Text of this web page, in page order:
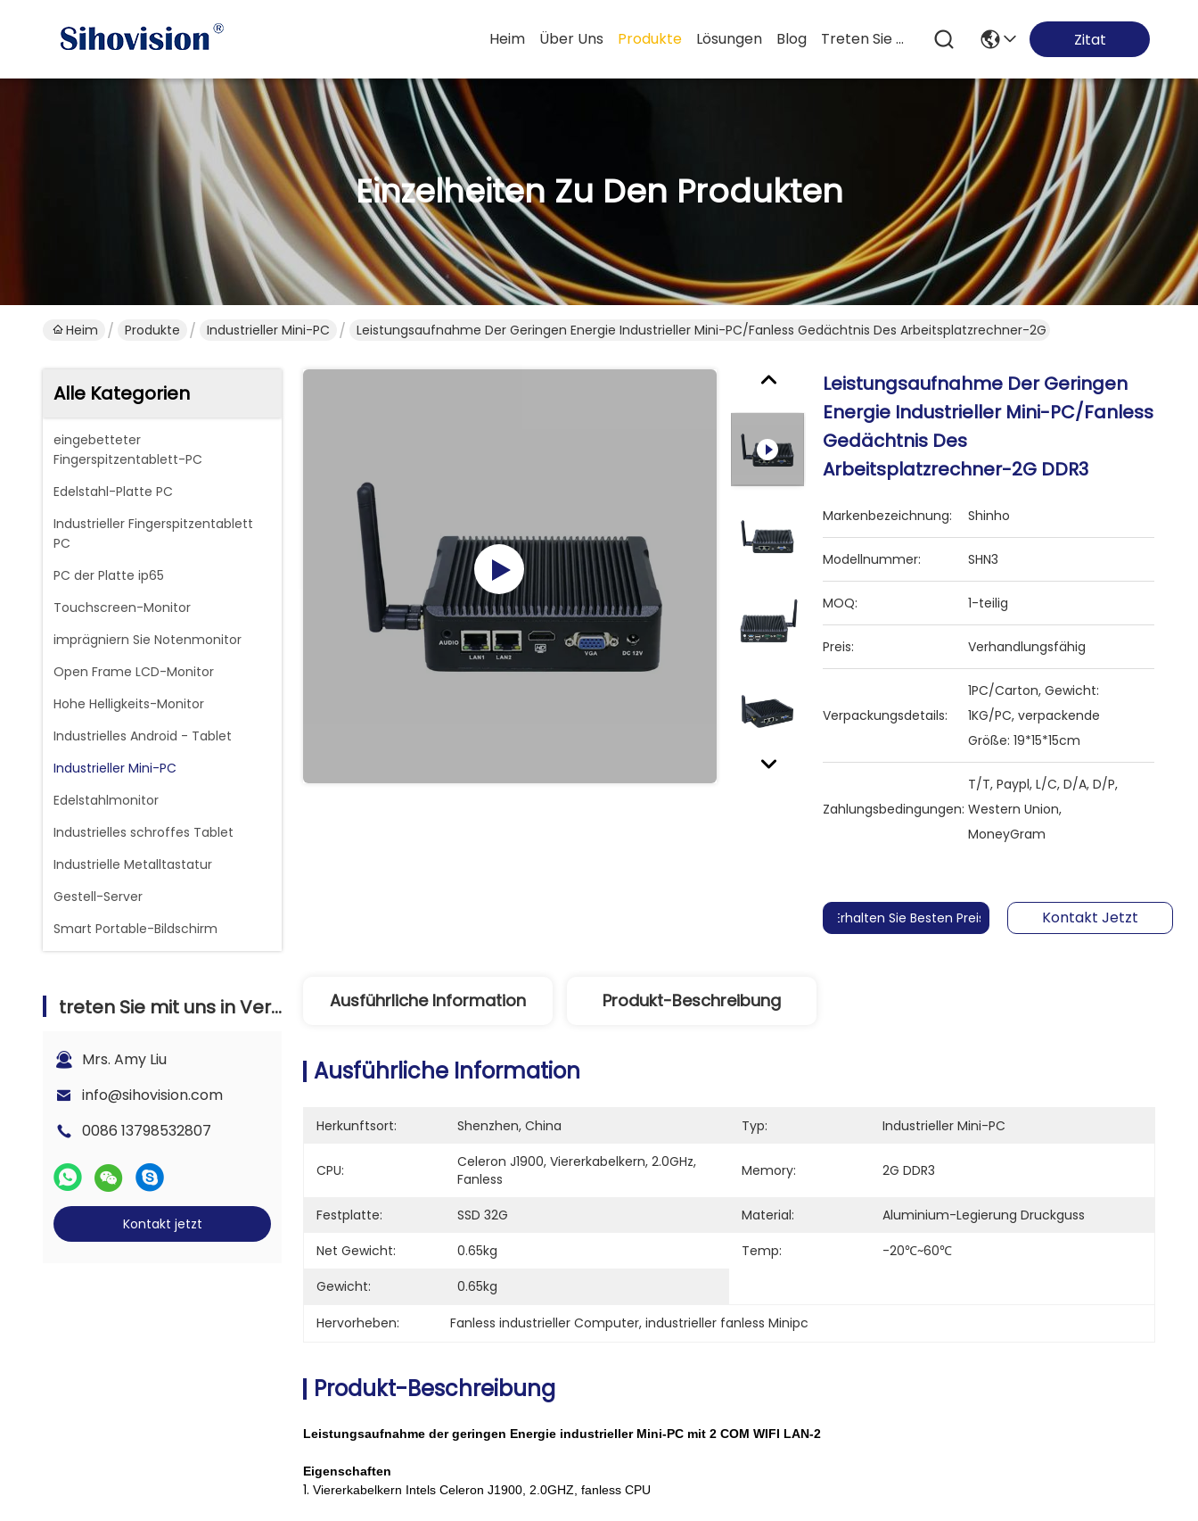
Heim Über Uns Produkte Lösungen Blog Treten Sie Mit Uns In Verbindung Zitat
Einzelheiten Zu Den Produkten
Heim Produkte Industrieller Mini-PC Leistungsaufnahme Der Geringen Energie Industrieller Mini-PC/Fanless Gedächtnis Des Arbeitsplatzrechner-2G DDR3
Alle Kategorien
eingebetteter
Fingerspitzentablett-PC
Edelstahl-Platte PC
Industrieller Fingerspitzentablett
PC
PC der Platte ip65
Touchscreen-Monitor
imprägniern Sie Notenmonitor
Open Frame LCD-Monitor
Hohe Helligkeits-Monitor
Industrielles Android - Tablet
Industrieller Mini-PC
Edelstahlmonitor
Industrielles schroffes Tablet
Industrielle Metalltastatur
Gestell-Server
Smart Portable-Bildschirm
treten Sie mit uns in Verbindung
Mrs. Amy Liu
info@sihovision.com
0086 13798532807
Kontakt jetzt
Leistungsaufnahme Der Geringen
Energie Industrieller Mini-PC/Fanless
Gedächtnis Des
Arbeitsplatzrechner-2G DDR3
Markenbezeichnung: Shinho
Modellnummer: SHN3
MOQ: 1-teilig
Preis: Verhandlungsfähig
Verpackungsdetails:
1PC/Carton, Gewicht:
1KG/PC, verpackende
Größe: 19*15*15cm
Zahlungsbedingungen:
T/T, Paypl, L/C, D/A, D/P,
Western Union,
MoneyGram
Erhalten Sie Besten Preis Kontakt Jetzt
Ausführliche Information Produkt-Beschreibung
Ausführliche Information
Herkunftsort: Shenzhen, China Typ: Industrieller Mini-PC
CPU:
Celeron J1900, Viererkabelkern, 2.0GHz,
Fanless
Memory: 2G DDR3
Festplatte: SSD 32G Material:
Aluminium-Legierung Druckguss
Net Gewicht:
0.65kg Temp:
-20℃~60℃
Gewicht:
0.65kg
Hervorheben: Fanless industrieller Computer, industrieller fanless Minipc
Produkt-Beschreibung
Leistungsaufnahme der geringen Energie industrieller Mini-PC mit 2 COM WIFI LAN-2
Eigenschaften
1. Viererkabelkern Intels Celeron J1900, 2.0GHZ, fanless CPU